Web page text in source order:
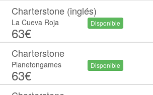
Charterstone (inglés)
La Cueva Roja
63€
Disponible
Charterstone
Planetongames
63€
Disponible